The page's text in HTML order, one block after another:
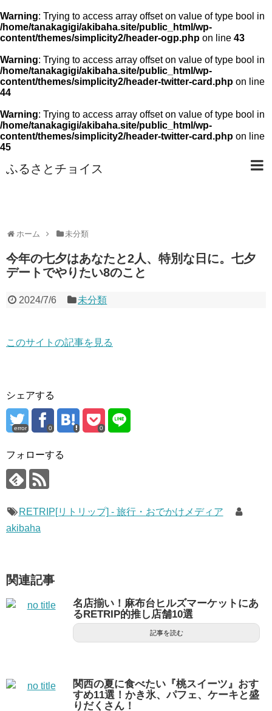
Warning: Trying to access array offset on value of type bool in
/home/tanakagigi/akibaha.site/public_html/wp-
content/themes/simplicity2/header-ogp.php on line 43
Warning: Trying to access array offset on value of type bool in
/home/tanakagigi/akibaha.site/public_html/wp-
content/themes/simplicity2/header-twitter-card.php on line
44
Warning: Trying to access array offset on value of type bool in
/home/tanakagigi/akibaha.site/public_html/wp-
content/themes/simplicity2/header-twitter-card.php on line
45
ふるさとチョイス
ホーム 未分類
今年の七夕はあなたと2人、特別な日に。七夕
デートでやりたい8のこと
2024/7/6 未分類
このサイトの記事を見る
シェアする
error 0 0
フォローする
RETRIP[リトリップ] - 旅行・おでかけメディア
akibaha
関連記事
名店揃い！麻布台ヒルズマーケットにあ
るRETRIP的推し店舗10選
記事を読む
関西の夏に食べたい『桃スイーツ』おす
すめ11選！かき氷、パフェ、ケーキと盛
りだくさん！